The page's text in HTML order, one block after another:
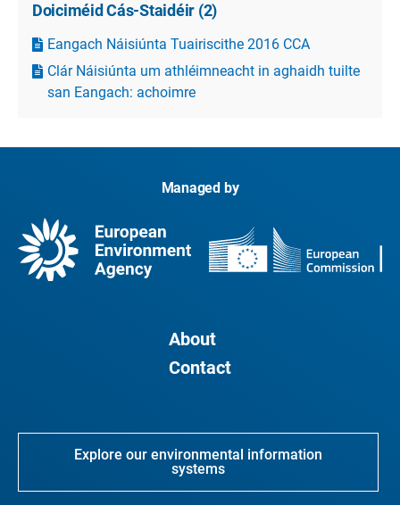
Doiciméid Cás-Staidéir (2)
Eangach Náisiúnta Tuairiscithe 2016 CCA
Clár Náisiúnta um athléimneacht in aghaidh tuilte
san Eangach: achoimre
Managed by
About
Contact
Explore our environmental information
systems